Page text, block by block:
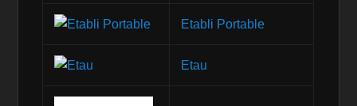
Etabli Portable
Etau